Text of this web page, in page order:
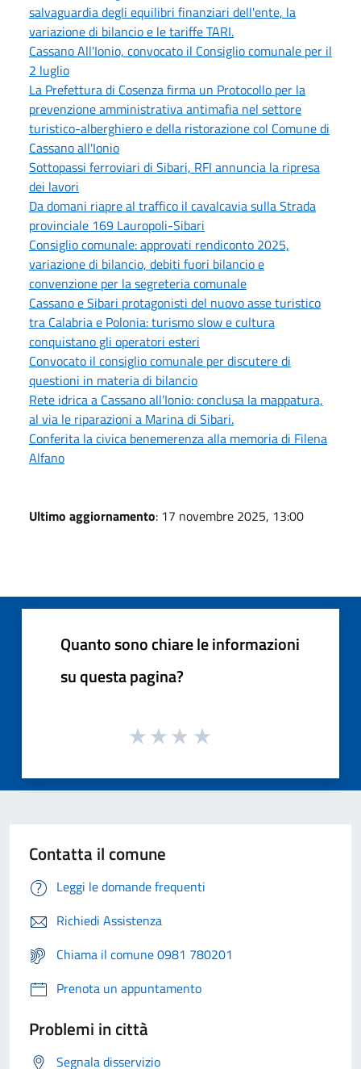
salvaguardia degli equilibri finanziari dell'ente, la
variazione di bilancio e le tariffe TARI.
Cassano All'Ionio, convocato il Consiglio comunale per il
2 luglio
La Prefettura di Cosenza firma un Protocollo per la
prevenzione amministrativa antimafia nel settore
turistico-alberghiero e della ristorazione col Comune di
Cassano all'Ionio
Sottopassi ferroviari di Sibari, RFI annuncia la ripresa
dei lavori
Da domani riapre al traffico il cavalcavia sulla Strada
provinciale 169 Lauropoli-Sibari
Consiglio comunale: approvati rendiconto 2025,
variazione di bilancio, debiti fuori bilancio e
convenzione per la segreteria comunale
Cassano e Sibari protagonisti del nuovo asse turistico
tra Calabria e Polonia: turismo slow e cultura
conquistano gli operatori esteri
Convocato il consiglio comunale per discutere di
questioni in materia di bilancio
Rete idrica a Cassano all’Ionio: conclusa la mappatura,
al via le riparazioni a Marina di Sibari.
Conferita la civica benemerenza alla memoria di Filena
Alfano
Ultimo aggiornamento: 17 novembre 2025, 13:00
Quanto sono chiare le informazioni
su questa pagina?
Contatta il comune
Leggi le domande frequenti
Richiedi Assistenza
Chiama il comune 0981 780201
Prenota un appuntamento
Problemi in città
Segnala disservizio